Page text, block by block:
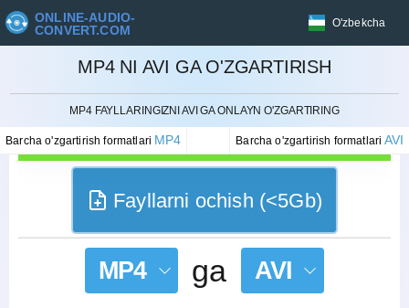
ONLINE-AUDIO-
CONVERT.COM
O'zbekcha
MP4 NI AVI GA O'ZGARTIRISH
MP4 FAYLLARINGIZNI AVI GA ONLAYN O'ZGARTIRING
Barcha o'zgartirish formatlari MP4 Barcha o'zgartirish formatlariAVI
BEKOR QILISH
Fayllarni ochish (<5Gb)
MP4 ga AVI